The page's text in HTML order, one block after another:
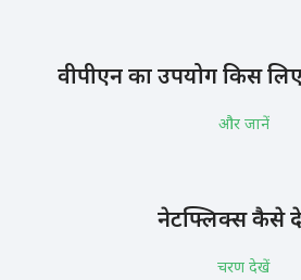
वीपीएन का उपयोग किस
और जानें
नेटफ्लिक्स कैसे
चरण देखें